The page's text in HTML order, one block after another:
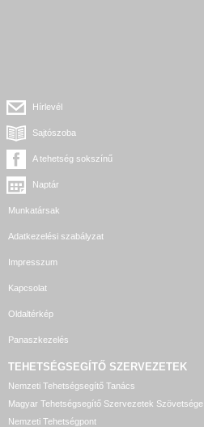
Hírlevél
Sajtószoba
A tehetség sokszínű
Naptár
Munkatársak
Adatkezelési szabályzat
Impresszum
Kapcsolat
Oldaltérkép
Panaszkezelés
TEHETSÉGSEGÍTŐ SZERVEZETEK
Nemzeti Tehetségsegítő Tanács
Magyar Tehetségsegítő Szervezetek Szövetsége
Nemzeti Tehetségpont